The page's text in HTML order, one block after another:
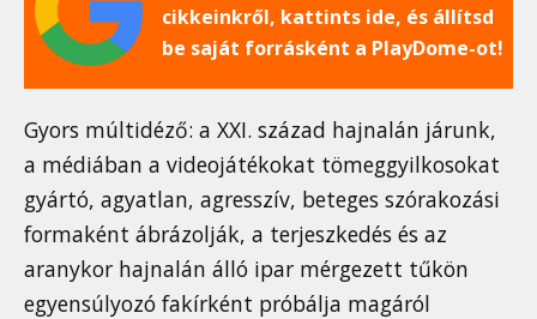
cikkeinkről, kattints ide, és állítsd
be saját forrásként a PlayDome-ot!
Gyors múltidéző: a XXI. század hajnalán járunk,
a médiában a videojátékokat tömeggyilkosokat
gyártó, agyatlan, agresszív, beteges szórakozási
formaként ábrázolják, a terjeszkedés és az
aranykor hajnalán álló ipar mérgezett tűkön
egyensúlyozó fakírként próbálja magáról